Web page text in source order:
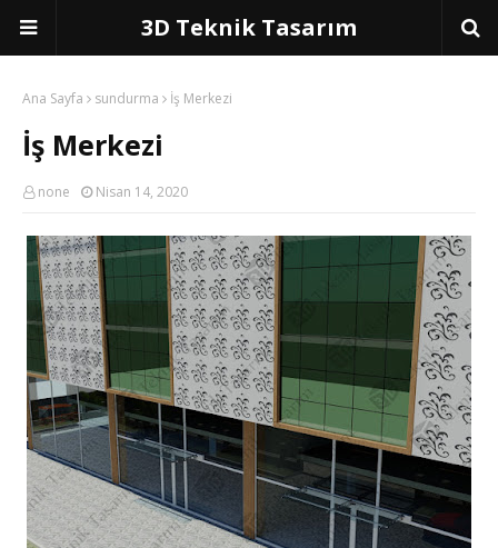
3D Teknik Tasarım
Ana Sayfa sundurma İş Merkezi
İş Merkezi
none Nisan 14, 2020